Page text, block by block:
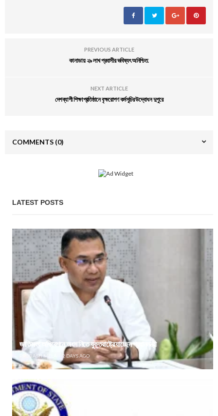
PREVIOUS ARTICLE
কানাডায় ২৯ লাখ প্রবাসীর ভবিষ্যৎ অনিশ্চিত.
NEXT ARTICLE
দেশব্যাপী শিক্ষাপ্রতিষ্ঠানে বৃক্ষরোপণ কর্মসূচির উদ্বোধন দুপুরে
COMMENTS (0)
LATEST POSTS
জাতিসংঘ অধিবেশনে অংশ নিতে যুক্তরাষ্ট্রে যাচ্ছেন প্রধানমন্ত্রী
PROBASH MELA 2 DAYS AGO